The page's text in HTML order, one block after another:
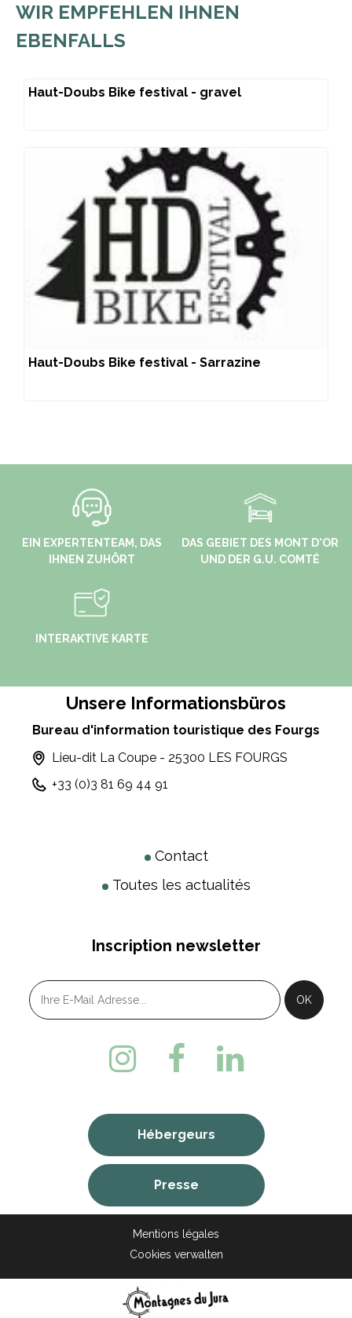
WIR EMPFEHLEN IHNEN
EBENFALLS
Haut-Doubs Bike festival - gravel
Haut-Doubs Bike festival - Sarrazine
EIN EXPERTENTEAM, DAS
IHNEN ZUHÖRT
DAS GEBIET DES MONT D'OR
UND DER G.U. COMTÉ
INTERAKTIVE KARTE
Unsere Informationsbüros
Bureau d'information touristique des Fourgs
Lieu-dit La Coupe - 25300 LES FOURGS
+33 (0)3 81 69 44 91
Contact
Toutes les actualités
Inscription newsletter
Hébergeurs
Presse
Mentions légales
Cookies verwalten